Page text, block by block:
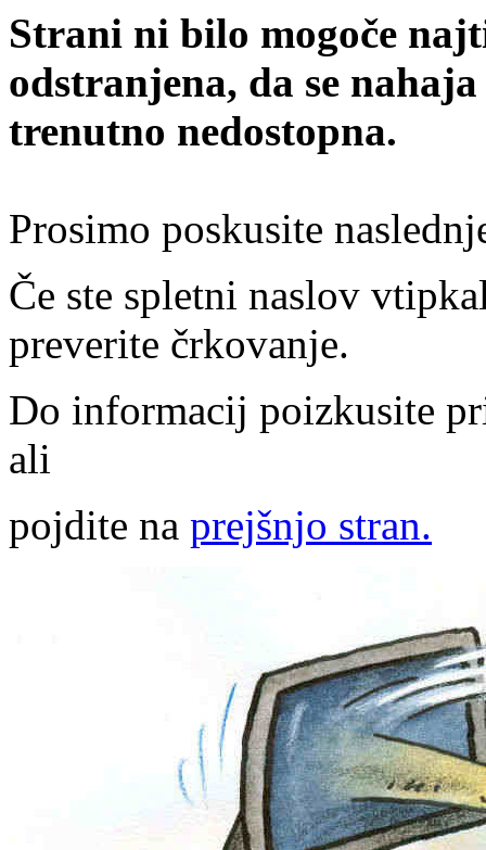
Strani ni bilo mogoče
odstranjena, da se
trenutno nedostopna.
Prosimo poskusite
Če ste spletni naslov
preverite črkovanje.
Do informacij poizkusite
ali
pojdite na prejšnjo stran.